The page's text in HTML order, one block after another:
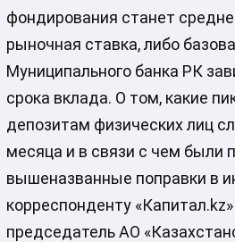
фондирования станет
рыночная ставка, либо
Муниципального банка РК
срока вклада. О том, какие
депозитам физических лиц
месяца и в связи с чем были
вышеназванные поправки в
корреспонденту
председатель АО